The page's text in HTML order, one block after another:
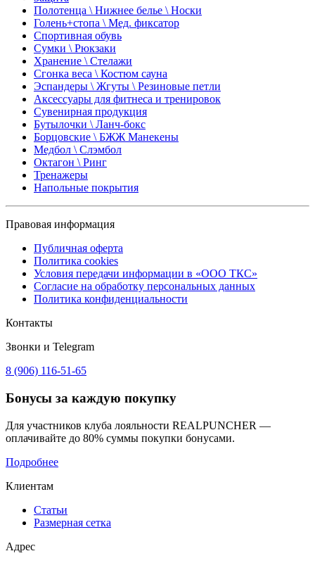
Полотенца \ Нижнее белье \ Носки
Голень+стопа \ Мед. фиксатор
Спортивная обувь
Сумки \ Рюкзаки
Хранение \ Стелажи
Сгонка веса \ Костюм сауна
Эспандеры \ Жгуты \ Резиновые петли
Аксессуары для фитнеса и тренировок
Сувенирная продукция
Бутылочки \ Ланч-бокс
Борцовские \ БЖЖ Манекены
Медбол \ Слэмбол
Октагон \ Ринг
Тренажеры
Напольные покрытия
Правовая информация
Публичная оферта
Политика cookies
Условия передачи информации в «ООО ТКС»
Согласие на обработку персональных данных
Политика конфиденциальности
Контакты
Звонки и Telegram
8 (906) 116-51-65
Бонусы за каждую покупку
Для участников клуба лояльности REALPUNCHER —
оплачивайте до 80% суммы покупки бонусами.
Подробнее
Клиентам
Статьи
Размерная сетка
Адрес